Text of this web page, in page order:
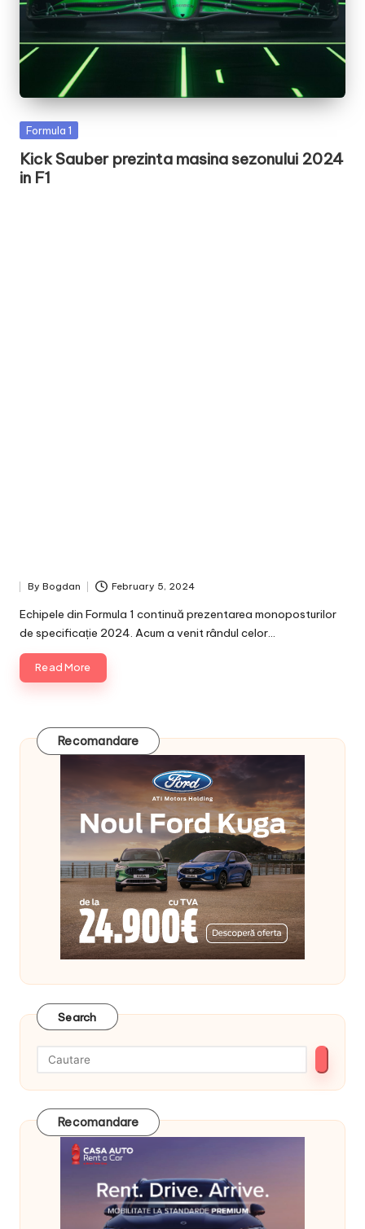
Posted
Formula 1
Kick Sauber prezinta masina sezonului 2024
in F1
Posted
by
By Bogdan February 5, 2024
Echipele din Formula 1 continuă prezentarea monoposturilor
de specificație 2024. Acum a venit rândul celor…
Read More
Recomandare
Search
Recomandare